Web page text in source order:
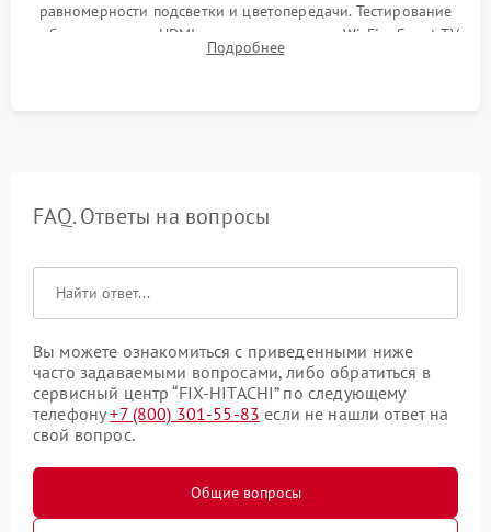
равномерности подсветки и цветопередачи. Тестирование
работы разъемов HDMI, динамиков, модуля Wi-Fi и Smart TV
в рабочем режиме в течение нескольких часов.
Подробнее
FAQ. Ответы на вопросы
Вы можете ознакомиться с приведенными ниже
часто задаваемыми вопросами, либо обратиться в
сервисный центр “FIX-HITACHI” по следующему
телефону+7 (800) 301-55-83 если не нашли ответ на
свой вопрос.
Общие вопросы